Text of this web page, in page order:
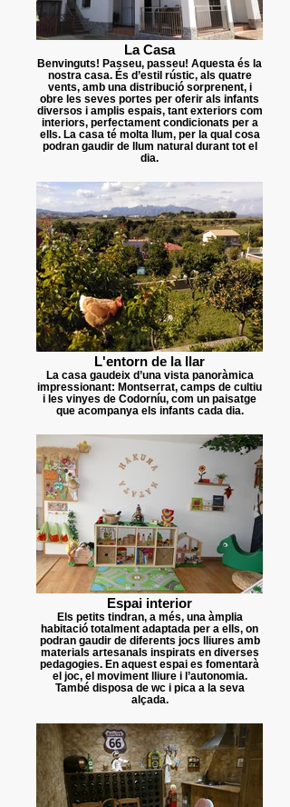
La Casa
Benvinguts! Passeu, passeu! Aquesta és la
nostra casa. És d’estil rústic, als quatre
vents, amb una distribució sorprenent, i
obre les seves portes per oferir als infants
diversos i amplis espais, tant exteriors com
interiors, perfectament condicionats per a
ells. La casa té molta llum, per la qual cosa
podran gaudir de llum natural durant tot el
dia.
L'entorn de la llar
La casa gaudeix d’una vista panoràmica
impressionant: Montserrat, camps de cultiu
i les vinyes de Codorníu, com un paisatge
que acompanya els infants cada dia.
Espai interior
Els petits tindran, a més, una àmplia
habitació totalment adaptada per a ells, on
podran gaudir de diferents jocs lliures amb
materials artesanals inspirats en diverses
pedagogies. En aquest espai es fomentarà
el joc, el moviment lliure i l’autonomia.
També disposa de wc i pica a la seva
alçada.